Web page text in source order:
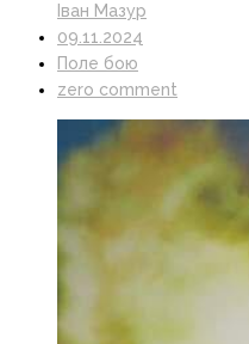
Іван Мазур
09.11.2024
Поле бою
zero comment